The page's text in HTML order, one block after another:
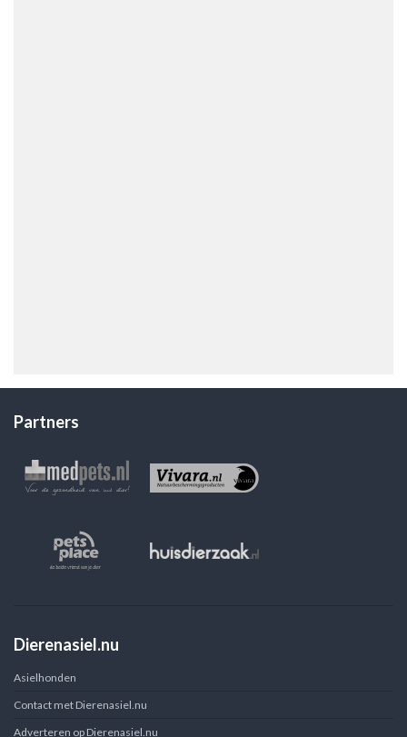
Partners
Dierenasiel.nu
Asielhonden
Contact met Dierenasiel.nu
Adverteren op Dierenasiel.nu